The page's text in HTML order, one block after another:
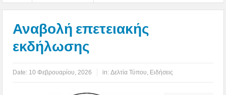
Αναβολή επετειακής
εκδήλωσης
Date: 10 Φεβρουαρίου, 2026 in:Δελτία Τύπου Ειδήσεις